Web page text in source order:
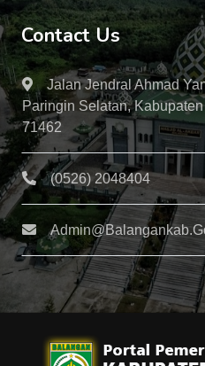
Contact Us
Jalan Jendral Ahmad
Paringin Selatan,
71462
(0526) 2048404